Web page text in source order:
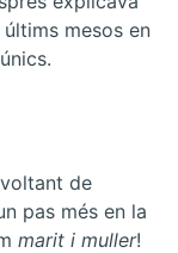
mesos en
de
pas més en la
marit i muller!